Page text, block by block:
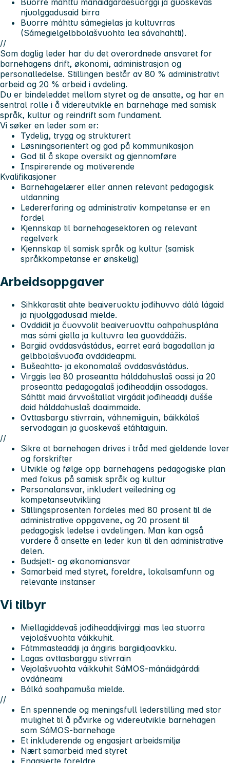
Buorre máhttu mánáidgárdesuorggi ja guoskevaš
njuolggadusaid birra
Buorre máhttu sámegielas ja kultuvrras
(Sámegielgelbbolašvuohta lea sávahahtti).
//
Som daglig leder har du det overordnede ansvaret for
barnehagens drift, økonomi, administrasjon og
personalledelse. Stillingen består av 80 % administrativt
arbeid og 20 % arbeid i avdeling.
Du er bindeleddet mellom styret og de ansatte, og har en
sentral rolle i å videreutvikle en barnehage med samisk
språk, kultur og reindrift som fundament.
Vi søker en leder som er:
Tydelig, trygg og strukturert
Løsningsorientert og god på kommunikasjon
God til å skape oversikt og gjennomføre
Inspirerende og motiverende
Kvalifikasjoner
Barnehagelærer eller annen relevant pedagogisk
utdanning
Ledererfaring og administrativ kompetanse er en
fordel
Kjennskap til barnehagesektoren og relevant
regelverk
Kjennskap til samisk språk og kultur (samisk
språkkompetanse er ønskelig)
Arbeidsoppgaver
Sihkkarastit ahte beaiveruoktu jođihuvvo dálá lágaid
ja njuolggadusaid mielde.
Ovddidit ja čuovvolit beaiveruovttu oahpahusplána
mas sámi giella ja kultuvra lea guovddážis.
Bargiid ovddasvástádus, earret eará bagadallan ja
gelbbolašvuođa ovddideapmi.
Bušeahtta- ja ekonomalaš ovddasvástádus.
Virggis lea 80 proseantta hálddahuslaš oassi ja 20
proseantta pedagogalaš jođiheaddjin ossodagas.
Sáhttit maid árvvoštallat virgádit jođiheaddji dušše
daid hálddahuslaš doaimmaide.
Ovttasbargu stivrrain, váhnemiiguin, báikkálaš
servodagain ja guoskevaš etáhtaiguin.
//
Sikre at barnehagen drives i tråd med gjeldende lover
og forskrifter
Utvikle og følge opp barnehagens pedagogiske plan
med fokus på samisk språk og kultur
Personalansvar, inkludert veiledning og
kompetanseutvikling
Stillingsprosenten fordeles med 80 prosent til de
administrative oppgavene, og 20 prosent til
pedagogisk ledelse i avdelingen. Man kan også
vurdere å ansette en leder kun til den administrative
delen.
Budsjett- og økonomiansvar
Samarbeid med styret, foreldre, lokalsamfunn og
relevante instanser
Vi tilbyr
Miellagiddevaš jođiheaddjivirggi mas lea stuorra
vejolašvuohta váikkuhit.
Fátmmasteaddji ja áŋgiris bargiidjoavkku.
Lagas ovttasbarggu stivrrain
Vejolašvuohta váikkuhit SáMOS-mánáidgárddi
ovdáneami
Bálká soahpamuša mielde.
//
En spennende og meningsfull lederstilling med stor
mulighet til å påvirke og videreutvikle barnehagen
som SáMOS-barnehage
Et inkluderende og engasjert arbeidsmiljø
Nært samarbeid med styret
Engasjerte foreldre